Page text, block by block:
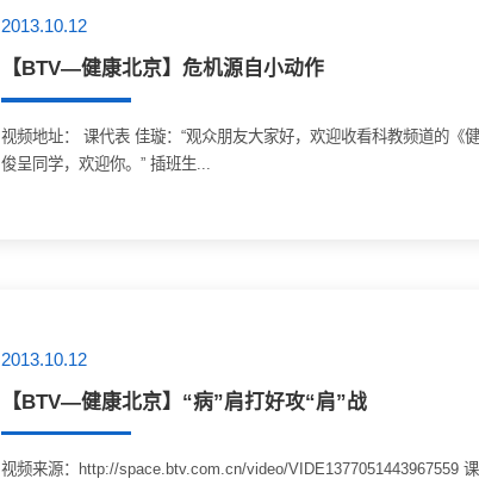
2013.10.12
【BTV—健康北京】危机源自小动作
视频地址： 课代表 佳璇：“观众朋友大家好，欢迎收看科教频道的
俊呈同学，欢迎你。” 插班生...
2013.10.12
【BTV—健康北京】“病”肩打好攻“肩”战
视频来源：http://space.btv.com.cn/video/VIDE1377051443967559